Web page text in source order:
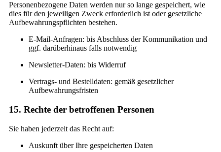
Personenbezogene Daten werden nur so lange gespeichert, wie
dies für den jeweiligen Zweck erforderlich ist oder gesetzliche
Aufbewahrungspflichten bestehen.
E-Mail-Anfragen: bis Abschluss der Kommunikation und
ggf. darüberhinaus falls notwendig
Newsletter-Daten: bis Widerruf
Vertrags- und Bestelldaten: gemäß gesetzlicher
Aufbewahrungsfristen
15. Rechte der betroffenen Personen
Sie haben jederzeit das Recht auf:
Auskunft über Ihre gespeicherten Daten